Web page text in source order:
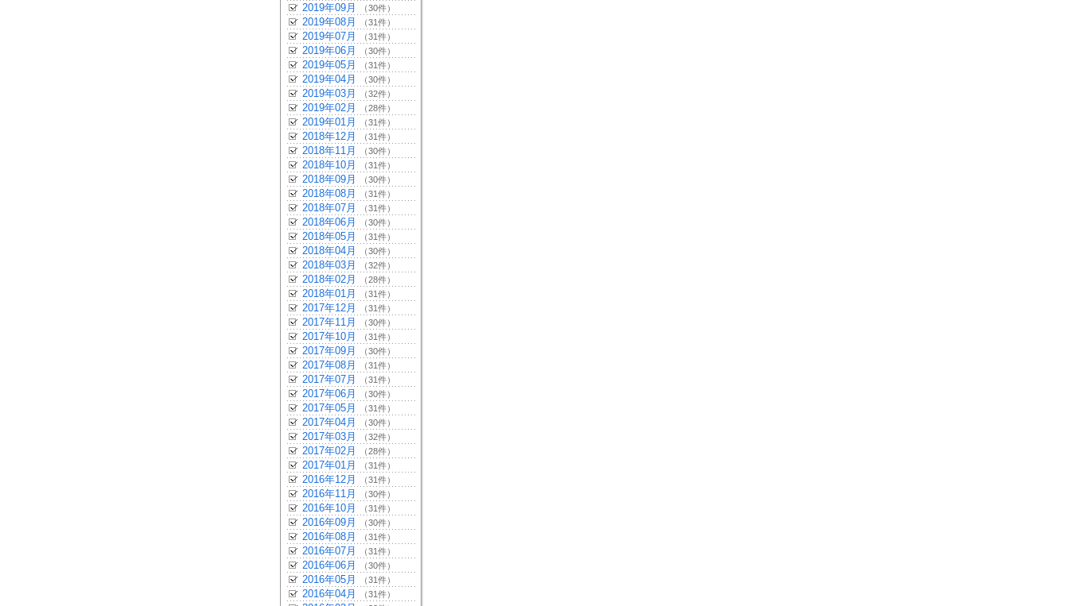
2019年09月 （30件）
2019年08月 （31件）
2019年07月 （31件）
2019年06月 （30件）
2019年05月 （31件）
2019年04月 （30件）
2019年03月 （32件）
2019年02月 （28件）
2019年01月 （31件）
2018年12月 （31件）
2018年11月 （30件）
2018年10月 （31件）
2018年09月 （30件）
2018年08月 （31件）
2018年07月 （31件）
2018年06月 （30件）
2018年05月 （31件）
2018年04月 （30件）
2018年03月 （32件）
2018年02月 （28件）
2018年01月 （31件）
2017年12月 （31件）
2017年11月 （30件）
2017年10月 （31件）
2017年09月 （30件）
2017年08月 （31件）
2017年07月 （31件）
2017年06月 （30件）
2017年05月 （31件）
2017年04月 （30件）
2017年03月 （32件）
2017年02月 （28件）
2017年01月 （31件）
2016年12月 （31件）
2016年11月 （30件）
2016年10月 （31件）
2016年09月 （30件）
2016年08月 （31件）
2016年07月 （31件）
2016年06月 （30件）
2016年05月 （31件）
2016年04月 （31件）